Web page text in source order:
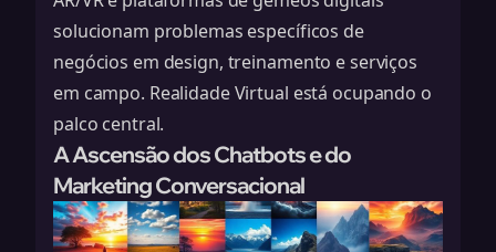
solucionam problemas específicos de
negócios em design, treinamento e serviços
em campo. Realidade Virtual está ocupando o
palco central.
A Ascensão dos Chatbots e do
Marketing Conversacional